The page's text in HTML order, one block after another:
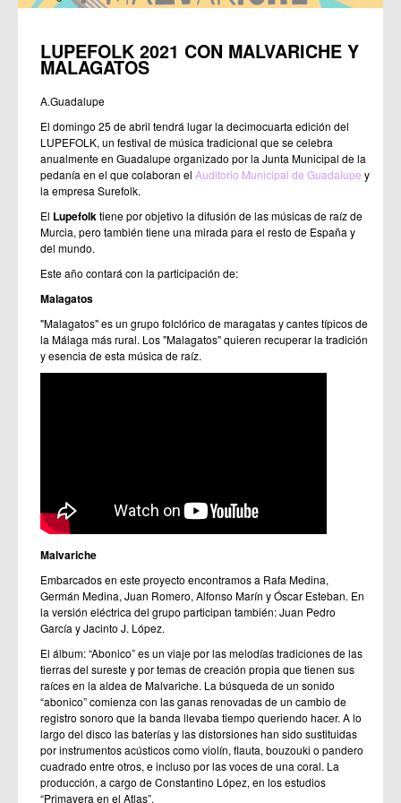
LUPEFOLK 2021 CON MALVARICHE Y
MALAGATOS
A.Guadalupe
El domingo 25 de abril tendrá lugar la decimocuarta edición del
LUPEFOLK, un festival de música tradicional que se celebra
anualmente en Guadalupe organizado por la Junta Municipal de la
pedanía en el que colaboran el Auditorio Municipal de Guadalupe y
la empresa Surefolk.
El Lupefolktiene por objetivo la difusión de las músicas de raíz de
Murcia, pero también tiene una mirada para el resto de España y
del mundo.
Este año contará con la participación de:
Malagatos
"Malagatos" es un grupo folclórico de maragatas y cantes típicos de
la Málaga más rural. Los "Malagatos" quieren recuperar la tradición
y esencia de esta música de raíz.
Malvariche
Embarcados en este proyecto encontramos a Rafa Medina,
Germán Medina, Juan Romero, Alfonso Marín y Óscar Esteban. En
la versión eléctrica del grupo participan también: Juan Pedro
García y Jacinto J. López.
El álbum: “Abonico” es un viaje por las melodías tradiciones de las
tierras del sureste y por temas de creación propia que tienen sus
raíces en la aldea de Malvariche. La búsqueda de un sonido
“abonico” comienza con las ganas renovadas de un cambio de
registro sonoro que la banda llevaba tiempo queriendo hacer. A lo
largo del disco las baterías y las distorsiones han sido sustituidas
por instrumentos acústicos como violín, flauta, bouzouki o pandero
cuadrado entre otros, e incluso por las voces de una coral. La
producción, a cargo de Constantino López, en los estudios
“Primavera en el Atlas”.